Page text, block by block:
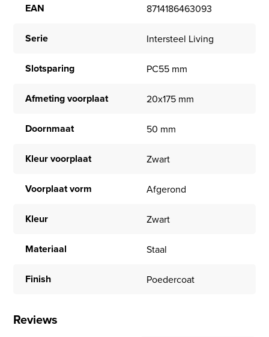
EAN 8714186463093
Serie Intersteel Living
Slotsparing PC55 mm
Afmeting voorplaat 20x175 mm
Doornmaat 50 mm
Kleur voorplaat Zwart
Voorplaat vorm Afgerond
Kleur Zwart
Materiaal Staal
Finish Poedercoat
Reviews